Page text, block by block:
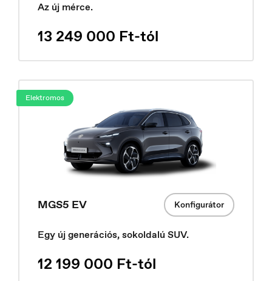
Hungary
Az új mérce.
13 249 000 Ft-tól
Elektromos
MGS5 EV Konfigurátor
Egy új generációs, sokoldalú SUV.
12 199 000 Ft-tól